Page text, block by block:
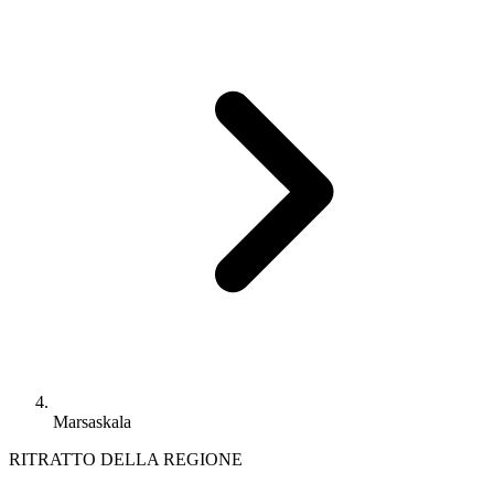
Marsaskala
RITRATTO DELLA REGIONE